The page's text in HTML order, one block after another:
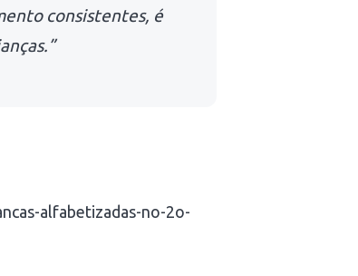
consistentes, é
alfabetizadas-no-2o-